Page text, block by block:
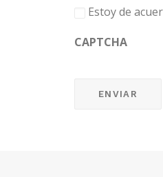
Estoy de
CAPTCHA